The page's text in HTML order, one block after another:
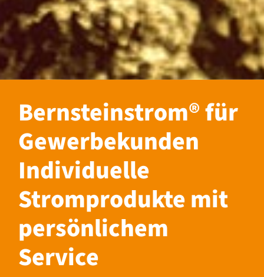
Bernsteinstrom® für
Gewerbekunden
Individuelle
Stromprodukte mit
persönlichem
Service